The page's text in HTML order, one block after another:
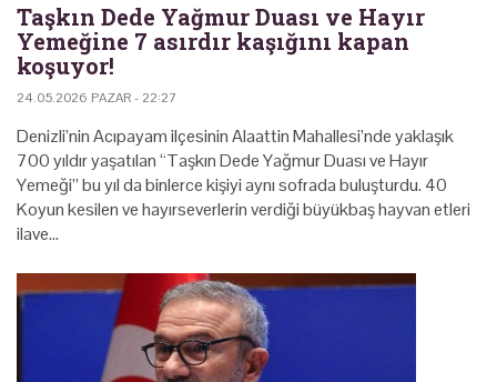
Taşkın Dede Yağmur Duası ve Hayır
Yemeğine 7 asırdır kaşığını kapan
koşuyor!
24.05.2026 PAZAR - 22:27
Denizli’nin Acıpayam ilçesinin Alaattin Mahallesi’nde yaklaşık
700 yıldır yaşatılan “Taşkın Dede Yağmur Duası ve Hayır
Yemeği” bu yıl da binlerce kişiyi aynı sofrada buluşturdu. 40
Koyun kesilen ve hayırseverlerin verdiği büyükbaş hayvan etleri
ilave…